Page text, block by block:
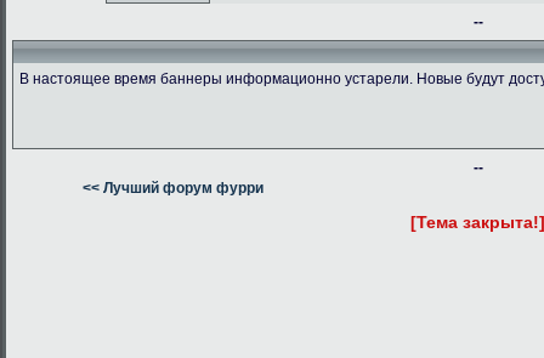
--
В настоящее время баннеры информационно устарели. Новые будут
--
<< Лучший форум фурри
[Тема